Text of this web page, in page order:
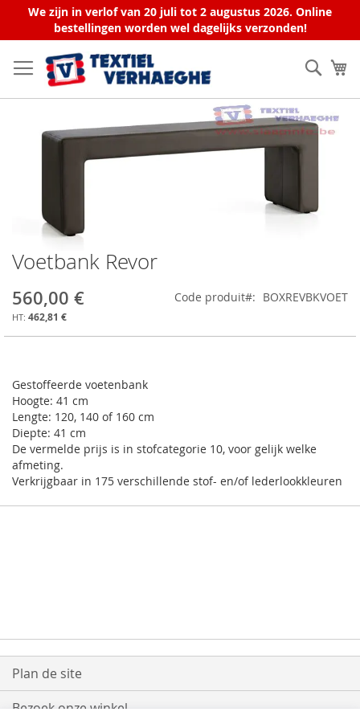
We zijn in verlof van 20 juli tot 2 augustus 2026. Online
bestellingen worden wel dagelijks verzonden!
au
contenu
gallery
Skip
to
the
beginning
of
the
Voetbank Revor
560,00 €
462,81 €
Code produit BOXREVBKVOET
Gestoffeerde voetenbank
Hoogte: 41 cm
Lengte: 120, 140 of 160 cm
Diepte: 41 cm
De vermelde prijs is in stofcategorie 10, voor gelijk welke
afmeting.
Verkrijgbaar in 175 verschillende stof- en/of lederlookkleuren
Plan de site
Bezoek onze winkel